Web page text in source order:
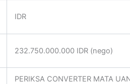
IDR
232.750.000.000 IDR (nego)
PERIKSA CONVERTER MATA